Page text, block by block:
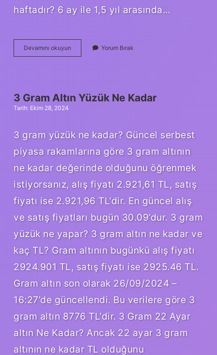
haftadır? 6 ay ile 1,5 yıl arasında…
Devamını okuyun
Süreli
Yıl
Bildirim
Kaç
Yorum Bırak
3 Gram Altın Yüzük Ne Kadar
Tarih: Ekim 28, 2024
3 gram yüzük ne kadar? Güncel serbest
piyasa rakamlarına göre 3 gram altının
ne kadar değerinde olduğunu öğrenmek
istiyorsanız, alış fiyatı 2.921,61 TL, satış
fiyatı ise 2.921,96 TL’dir. En güncel alış
ve satış fiyatları bugün 30.09’dur. 3 gram
yüzük ne yapar? 3 gram altın ne kadar ve
kaç TL? Gram altının bugünkü alış fiyatı
2924.901 TL, satış fiyatı ise 2925.46 TL.
Gram altın son olarak 26/09/2024 –
16:27’de güncellendi. Bu verilere göre 3
gram altın 8776 TL’dir. 3 Gram 22 Ayar
altın Ne Kadar? Ancak 22 ayar 3 gram
altının ne kadar TL olduğunu